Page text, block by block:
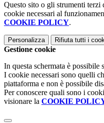
Questo sito o gli strumenti
cookie necessari al
COOKIE POLICY.
Personalizza Rifiuta tutti i
Gestione cookie
In questa schermata è
I cookie necessari sono quelli
piattaforma e non è possibile
Per conoscere quali sono i
visionare la COOKIE